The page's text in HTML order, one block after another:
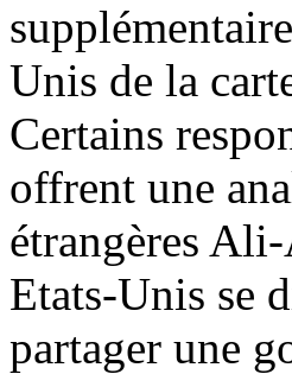
Unis de la
Certains
offrent une
étrangères
Etats-Unis se
partager une